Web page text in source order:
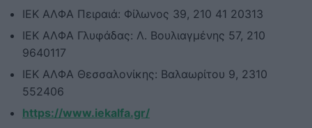
ΙΕΚ ΑΛΦΑ Πειραιά: Φίλωνος 39, 210 41 20313
ΙΕΚ ΑΛΦΑ Γλυφάδας: Λ. Βουλιαγμένης 57, 210
9640117
ΙΕΚ ΑΛΦΑ Θεσσαλονίκης: Βαλαωρίτου 9, 2310
552406
https://www.iekalfa.gr/